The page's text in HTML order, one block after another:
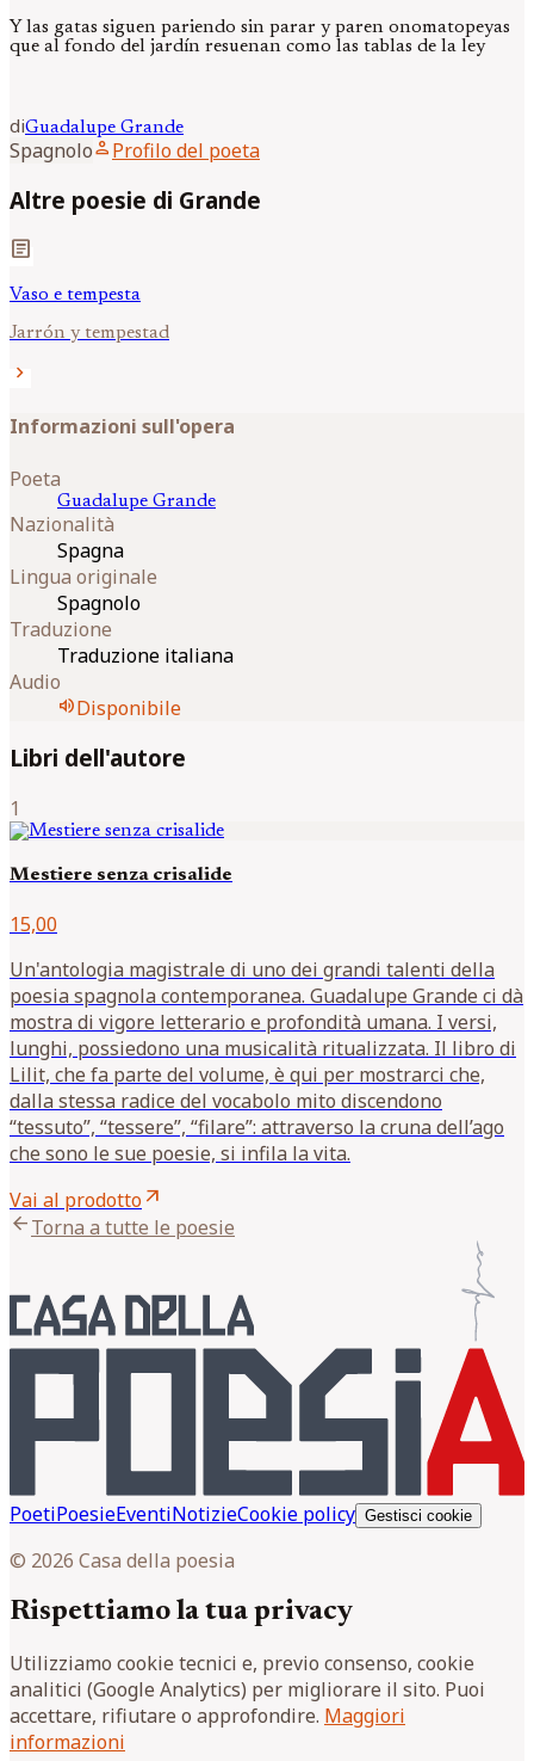
Y las gatas siguen pariendo sin parar y paren onomatopeyas
que al fondo del jardín resuenan como las tablas de la ley
diGuadalupe Grande
Spagnoloperson Profilo del poeta
Altre poesie di Grande
article
Vaso e tempesta
Jarrón y tempestad
chevron_right
Informazioni sull'opera
Poeta
Guadalupe Grande
Nazionalità
Spagna
Lingua originale
Spagnolo
Traduzione
Traduzione italiana
Audio
volume_upDisponibile
Libri dell'autore
1
Mestiere senza crisalide
15,00
Un'antologia magistrale di uno dei grandi talenti della
poesia spagnola contemporanea. Guadalupe Grande ci dà
mostra di vigore letterario e profondità umana. I versi,
lunghi, possiedono una musicalità ritualizzata. Il libro di
Lilit, che fa parte del volume, è qui per mostrarci che,
dalla stessa radice del vocabolo mito discendono
“tessuto”, “tessere”, “filare”: attraverso la cruna dell’ago
che sono le sue poesie, si infila la vita.
Vai al prodottoarrow_outward
arrow_backTorna a tutte le poesie
PoetiPoesieEventiNotizieCookie policy Gestisci cookie
© 2026 Casa della poesia
Rispettiamo la tua privacy
Utilizziamo cookie tecnici e, previo consenso, cookie
analitici (Google Analytics) per migliorare il sito. Puoi
accettare, rifiutare o approfondire. Maggiori
informazioni